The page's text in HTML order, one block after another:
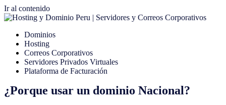
Ir al contenido
Dominios
Hosting
Correos Corporativos
Servidores Privados Virtuales
Plataforma de Facturación
¿Porque usar un dominio Nacional?